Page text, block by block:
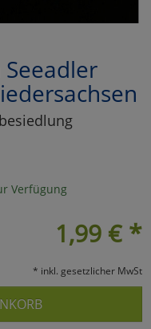
Verfügung
1,99 € *
* inkl. gesetzlicher MwSt